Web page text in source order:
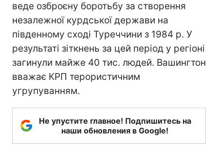
веде озброєну боротьбу за створення
незалежної курдської держави на
південному сході Туреччини з 1984 р. У
результаті зіткнень за цей період у регіоні
загинули майже 40 тис. людей. Вашингтон
вважає КРП терористичним
угрупуванням.
Не упустите главное! Подпишитесь на
наши обновления в Google!